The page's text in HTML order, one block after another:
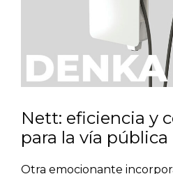
Nett: eficiencia y
para la vía pública
Otra emocionante